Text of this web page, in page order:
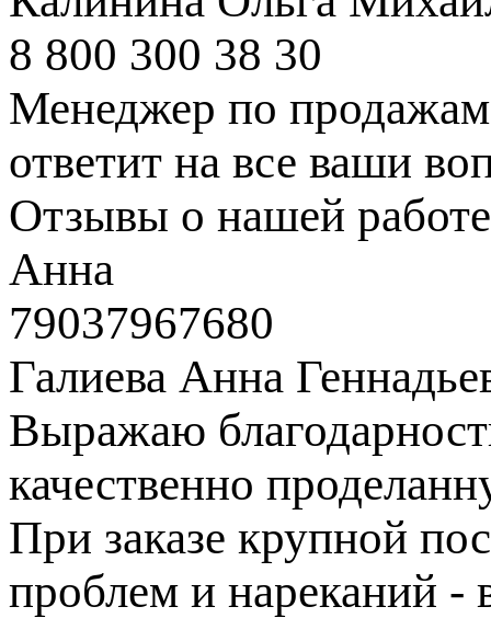
8 800 300 38 30
Менеджер по продажам
ответит на все ваши
Отзывы о нашей работе
Анна
79037967680
Галиева Анна
Выражаю
качественно
При заказе крупной
проблем и нареканий -